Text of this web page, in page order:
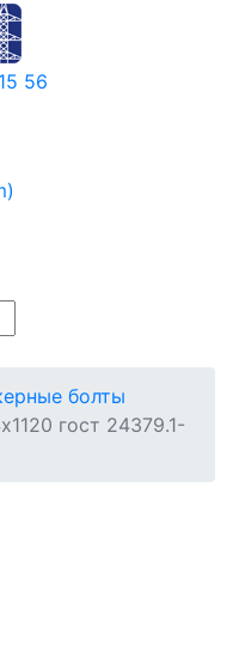
56
болты
гост 24379.1-